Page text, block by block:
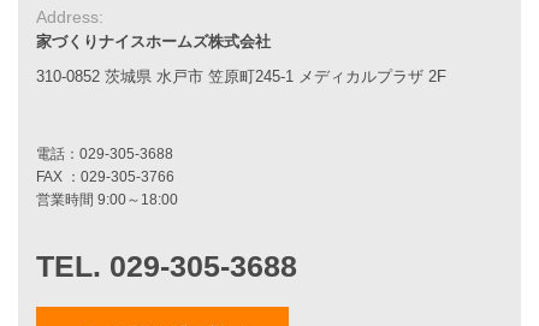
家づくりナイスホームズについて
家づくりへの想い
職人紹介
お知らせ・イベント情報
菅原和彦のブログ
斎藤亮のブログ
小薬淳一のブログ
Address:
家づくりナイスホームズ株式会社
310-0852 茨城県 水戸市 笠原町245-1 メディカルプラザ 2F